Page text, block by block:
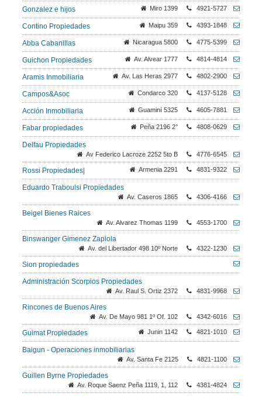
Gonzalez e hijos Miro 1399 4921-5727
Contino Propiedades Maipu 359 4393-1848
Abba Cabanillas Nicaragua 5800 4775-5399
Guichon Propiedades Av. Alvear 1777 4814-4814
Aramis Inmobiliaria Av. Las Heras 2977 4802-2900
Campos&Asoc Condarco 320 4137-5128
Acción Inmobiliaria Guaminí 5325 4605-7881
Fabar propiedades Peña 2196 2° 4808-0629
Delfau Propiedades
Av Federico Lacroze 2252 5to B 4776-6545
Rossi Propiedades| Armenia 2291 4831-9322
Eduardo Traboulsi Propiedades
Av. Caseros 1865 4306-4166
Beigel Bienes Raices
Av. Alvarez Thomas 1199 4553-1700
Binswanger Gimenez Zapiola
Av. del Libertador 498 10º Norte 4322-1230
Sion propiedades
Administración Scorpios Propiedades
Av. Raul S. Ortiz 2372 4831-9968
Rincones de Buenos Aires
Av. De Mayo 981 1º Of. 102 4342-6016
Guimat Propiedades Junin 1142 4821-1010
Baigun - Operaciones inmobiliarias
Av. Santa Fe 2125 4821-1100
Guillen Byrne Propiedades
Av. Roque Saenz Peña 1119, 1, 112 4381-4824